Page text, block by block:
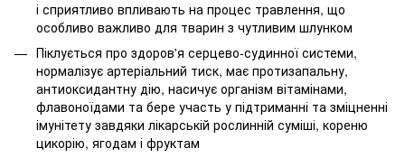
і сприятливо впливають на процес травлення, що
особливо важливо для тварин з чутливим шлунком
Піклується про здоров'я серцево-судинної системи,
нормалізує артеріальний тиск, має протизапальну,
антиоксидантну дію, насичує організм вітамінами,
флавоноїдами та бере участь у підтриманні та зміцненні
імунітету завдяки лікарській рослинній суміші, кореню
цикорію, ягодам і фруктам